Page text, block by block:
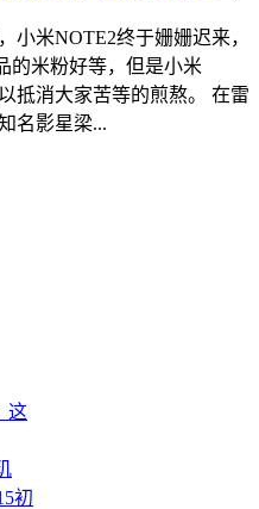
小米NOTE2终于姗姗迟来，
的米粉好等，但是小米
抵消大家苦等的煎熬。 在雷
名影星梁...
这
初